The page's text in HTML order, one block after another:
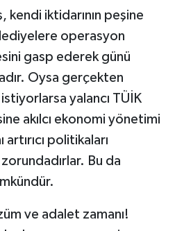
kendi iktidarının peşine
operasyon
gasp ederek günü
Oysa gerçekten
yalancı TÜİK
akılcı ekonomi yönetimi
politikaları
Bu da
ve adalet zamanı!